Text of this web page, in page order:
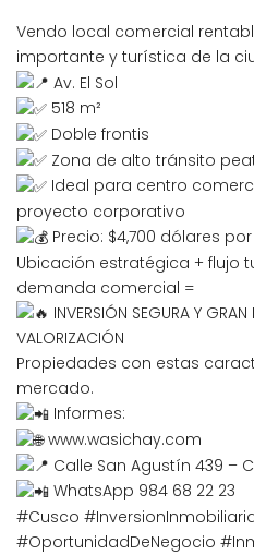
Vendo local comercial
importante y turística de la
Av. El Sol
518 m²
Doble frontis
Zona de alto tránsito
Ideal para centro
proyecto corporativo
Precio: $4,700 dólares por
Ubicación estratégica + flujo
demanda comercial =
INVERSIÓN SEGURA Y
VALORIZACIÓN
Propiedades con estas
mercado.
Informes:
www.wasichay.com
Calle San Agustín 439 –
WhatsApp 984 68 22 23
#Cusco
#OportunidadDeNegocio